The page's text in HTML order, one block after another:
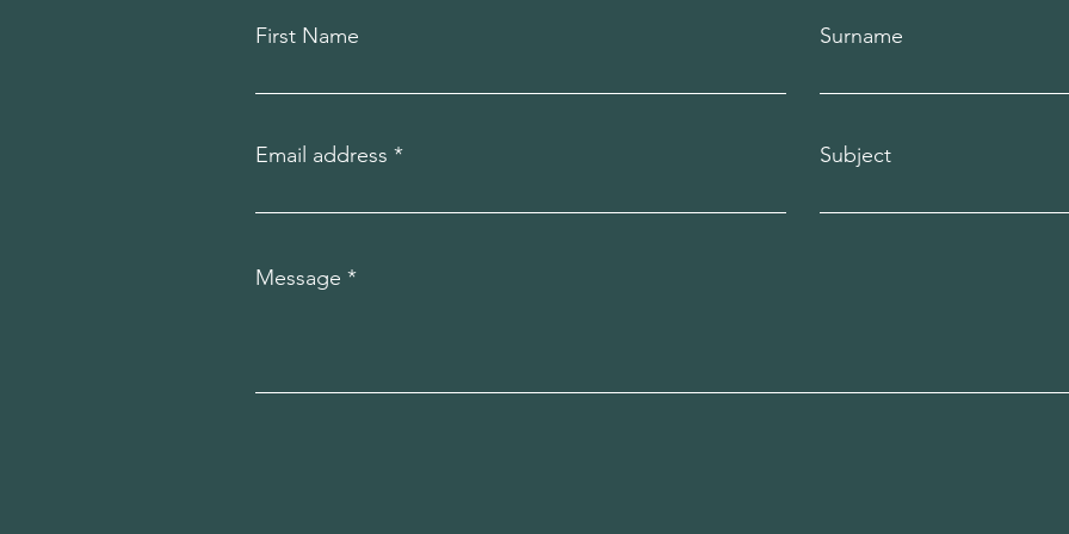
First Name Surname
Email address Subject
Message